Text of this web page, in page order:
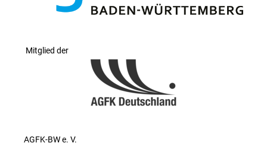
Mitglied der
AGFK-BW e. V.